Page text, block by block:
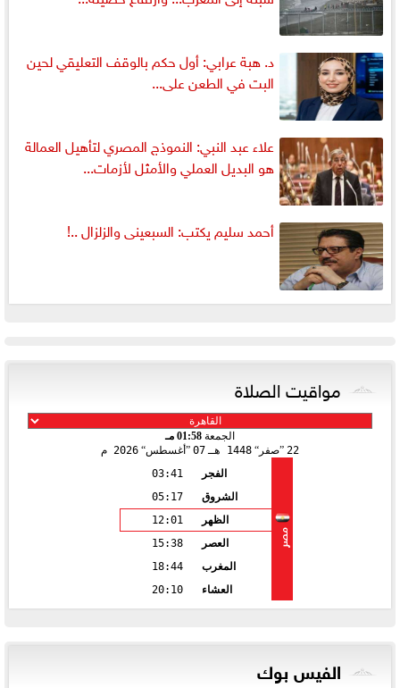
د. هبة عرابي: أول حكم بالوقف التعليقي لحين
البت في الطعن على...
علاء عبد النبي: النموذج المصري لتأهيل العمالة
هو البديل العملي والأمثل لأزمات...
أحمد سليم يكتب: السبعينى والزلزال ..!
مواقيت الصلاة
الجمعة 01:58 مـ
22
صفر 1448 هـ 07 أغسطس 2026 م
مصر
الفجر
03:41
الشروق
05:17
الظهر
12:01
العصر
15:38
المغرب
18:44
العشاء
20:10
الفيس بوك